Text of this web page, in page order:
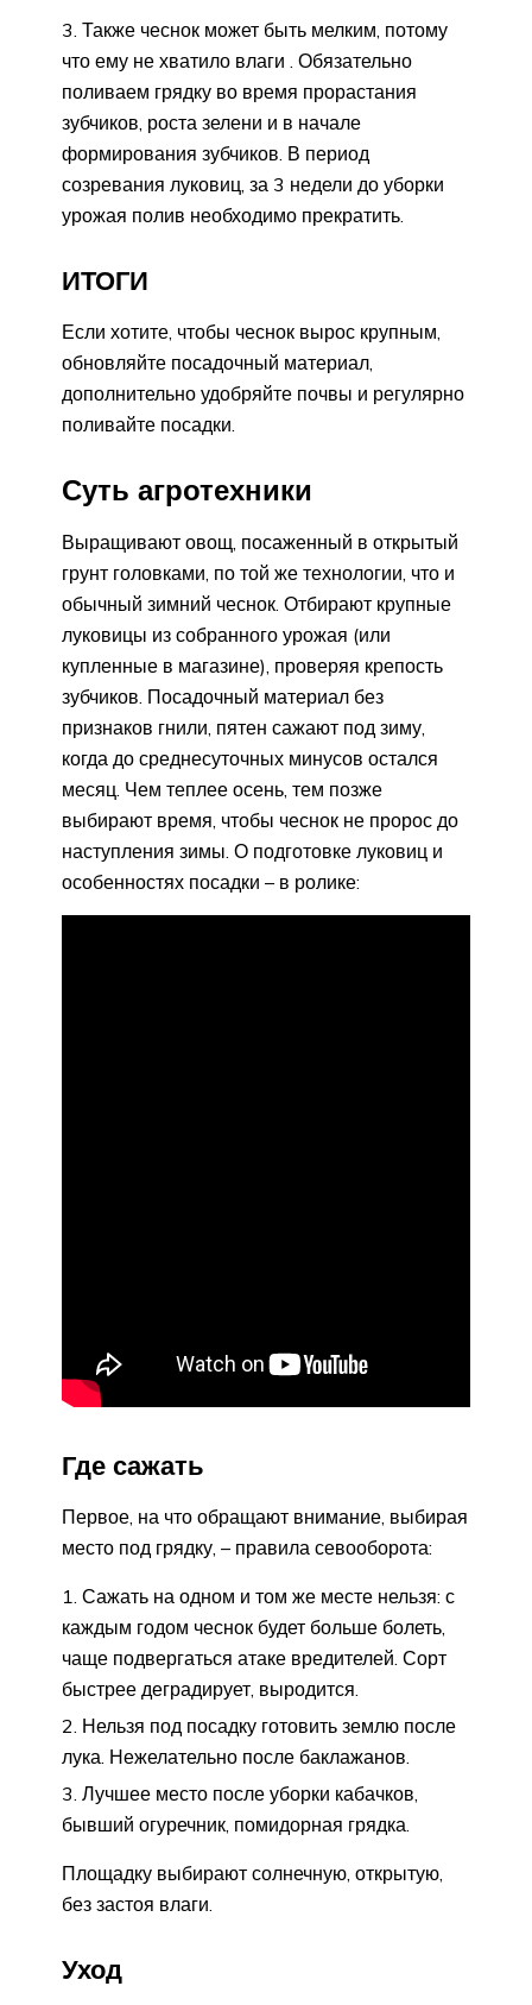
3. Также чеснок может быть мелким, потому
что ему не хватило влаги . Обязательно
поливаем грядку во время прорастания
зубчиков, роста зелени и в начале
формирования зубчиков. В период
созревания луковиц, за 3 недели до уборки
урожая полив необходимо прекратить.
ИТОГИ
Если хотите, чтобы чеснок вырос крупным,
обновляйте посадочный материал,
дополнительно удобряйте почвы и регулярно
поливайте посадки.
Суть агротехники
Выращивают овощ, посаженный в открытый
грунт головками, по той же технологии, что и
обычный зимний чеснок. Отбирают крупные
луковицы из собранного урожая (или
купленные в магазине), проверяя крепость
зубчиков. Посадочный материал без
признаков гнили, пятен сажают под зиму,
когда до среднесуточных минусов остался
месяц. Чем теплее осень, тем позже
выбирают время, чтобы чеснок не пророс до
наступления зимы. О подготовке луковиц и
особенностях посадки – в ролике:
Где сажать
Первое, на что обращают внимание, выбирая
место под грядку, – правила севооборота:
Сажать на одном и том же месте нельзя: с
каждым годом чеснок будет больше болеть,
чаще подвергаться атаке вредителей. Сорт
быстрее деградирует, выродится.
Нельзя под посадку готовить землю после
лука. Нежелательно после баклажанов.
Лучшее место после уборки кабачков,
бывший огуречник, помидорная грядка.
Площадку выбирают солнечную, открытую,
без застоя влаги.
Уход